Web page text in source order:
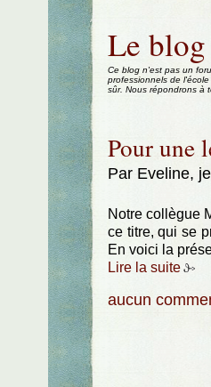
Aller au contenu
Le
Ce blog n'est pas un
professionnels de
sûr. Nous répondrons à
Pour une
Par Eveline,
Notre collègue
ce titre, qui se
En voici la
Lire la suite
aucun